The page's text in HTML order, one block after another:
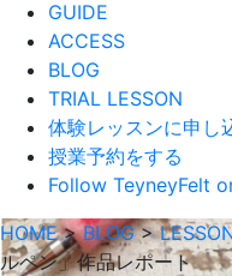
GUIDE
ACCESS
BLOG
TRIAL LESSON
体験レッスンに申し
授業予約をする
Follow TeyneyFelt
HOME>BLOG>
ルペン」作品レポート